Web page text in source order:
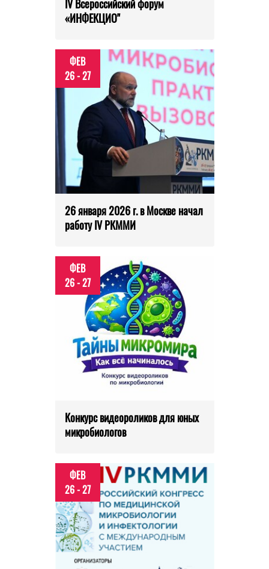
IV Всероссийский форум
«ИНФЕКЦИО"
ФЕВ
26 - 27
26 января 2026 г. в Москве начал
работу IV РКММИ
ФЕВ
26 - 27
Конкурс видеороликов для юных
микробиологов
ФЕВ
26 - 27